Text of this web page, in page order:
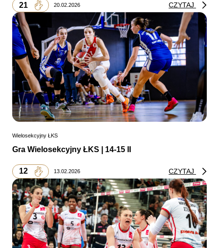
21 20.02.2026 CZYTAJ
Wielosekcyjny ŁKS
Gra Wielosekcyjny ŁKS | 14-15 II
12 13.02.2026 CZYTAJ